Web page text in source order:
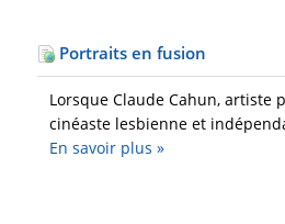
Portraits en fusion
Lorsque Claude Cahun, artiste
cinéaste lesbienne et
En savoir plus »